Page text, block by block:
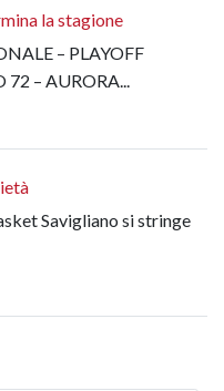
la stagione
– PLAYOFF
72 – AURORA...
Savigliano si stringe